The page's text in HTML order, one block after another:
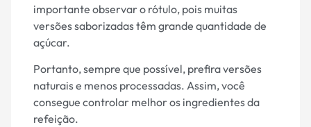
importante observar o rótulo, pois muitas
versões saborizadas têm grande quantidade de
açúcar.
Portanto, sempre que possível, prefira versões
naturais e menos processadas. Assim, você
consegue controlar melhor os ingredientes da
refeição.